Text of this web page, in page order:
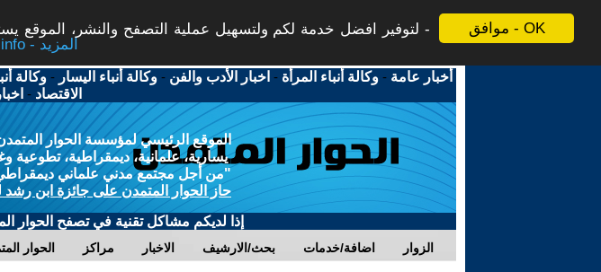
موافق - OK
لتوفير افضل خدمة لكم ولتسهيل عملية التصفح والنشر، الموقع
More info - المزيد
أخبار عامة -وكالة أنباء المرأة - اخبار الأدب والفن -وكالة أنباء اليسار -وكالة
الاقتصاد -
الموقع الرئيسي لمؤسسة الحوار
يسارية، علمانية، ديمقراطية، تطوعية
"من أجل مجتمع مدني علماني ديمقراطي
حاز الحوار المتمدن على جائزة ابن رشد
إذا لديكم مشاكل تقنية في تصفح الحوار
الحوار مراكز الاخبار بحث/الارشيف اضافة/خدمات الزوار